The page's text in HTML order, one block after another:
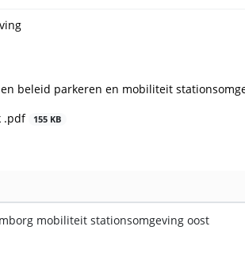
beleid parkeren en mobiliteit
.pdf 155 KB
mobiliteit stationsomgeving oost